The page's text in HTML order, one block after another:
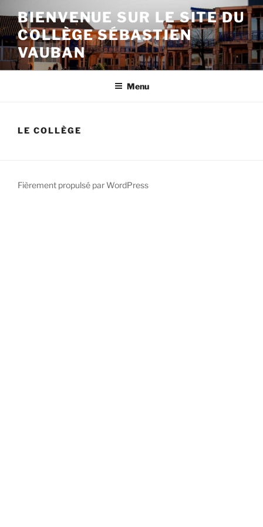
au
contenu
principal
BIENVENUE SUR LE SITE DU
COLLÈGE SÉBASTIEN
VAUBAN
Menu
LE COLLÈGE
Fièrement propulsé par WordPress